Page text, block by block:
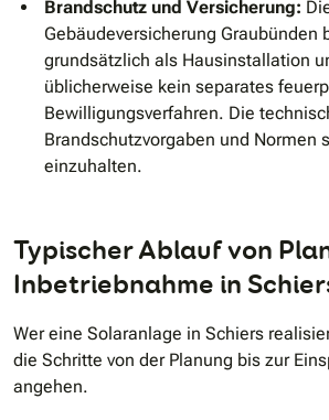
Brandschutz und Versicherung:
Gebäudeversicherung Graubünden
grundsätzlich als Hausinstallation
üblicherweise kein separates
Bewilligungsverfahren. Die
Brandschutzvorgaben und Normen
einzuhalten.
Typischer Ablauf von
Inbetriebnahme in
Wer eine Solaranlage in Schiers
die Schritte von der Planung bis zur
angehen.